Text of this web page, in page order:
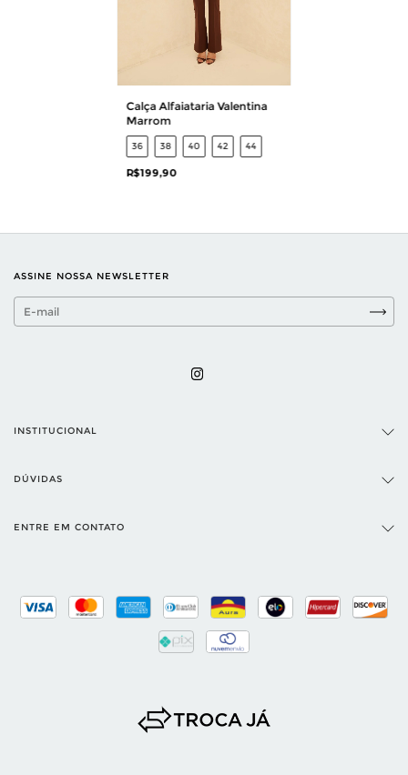
Calça Alfaiataria Valentina
Marrom
36 38 40 42 44
R$199,90
ASSINE NOSSA NEWSLETTER
INSTITUCIONAL
DÚVIDAS
ENTRE EM CONTATO